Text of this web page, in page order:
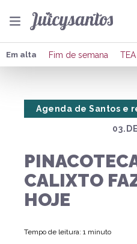
Em alta Fim de semana TEA
Agenda de Santos e
CALIXTO
HOJE
Tempo de leitura: 1 minuto